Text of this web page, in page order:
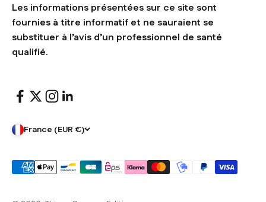
Les informations présentées sur ce site sont
fournies à titre informatif et ne sauraient se
substituer à l’avis d’un professionnel de santé
qualifié.
France (EUR €)